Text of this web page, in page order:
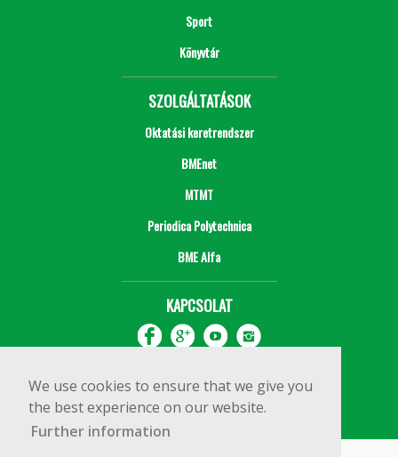
We use cookies to ensure that we give you
the best experience on our website.
Further information
Sport
Könyvtár
SZOLGÁLTATÁSOK
Oktatási keretrendszer
BMEnet
MTMT
Periodica Polytechnica
BME Alfa
KAPCSOLAT